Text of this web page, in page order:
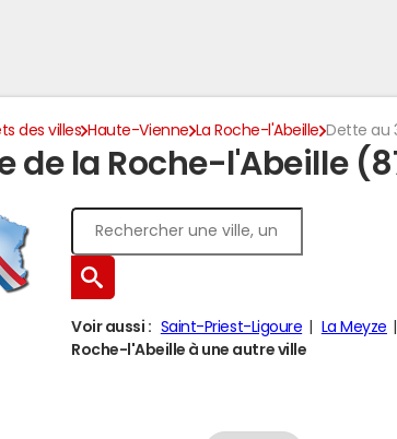
des villes Haute-Vienne La Roche-l'Abeille Dette au
de la Roche-l'Abeille
Voir aussi : Saint-Priest-Ligoure La Meyze
Roche-l'Abeille à une autre ville